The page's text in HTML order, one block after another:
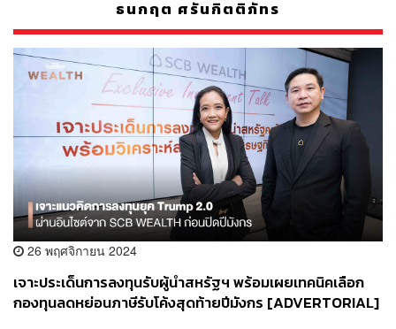
ธนกฤต ศรันกิตติภัทร
26 พฤศจิกายน 2024
เจาะประเด็นการลงทุนรับผู้นำสหรัฐฯ พร้อมเผยเทคนิคเลือก
กองทุนลดหย่อนภาษีรับโค้งสุดท้ายปีมังกร [ADVERTORIAL]